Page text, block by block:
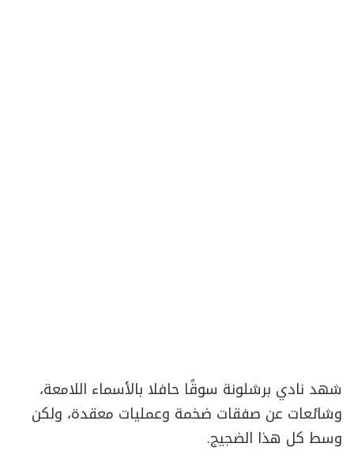
شهد نادي برشلونة سوقًا حافلا بالأسماء اللامعة،
وشائعات عن صفقات ضخمة وعمليات معقدة، ولكن
وسط كل هذا الضجيج.